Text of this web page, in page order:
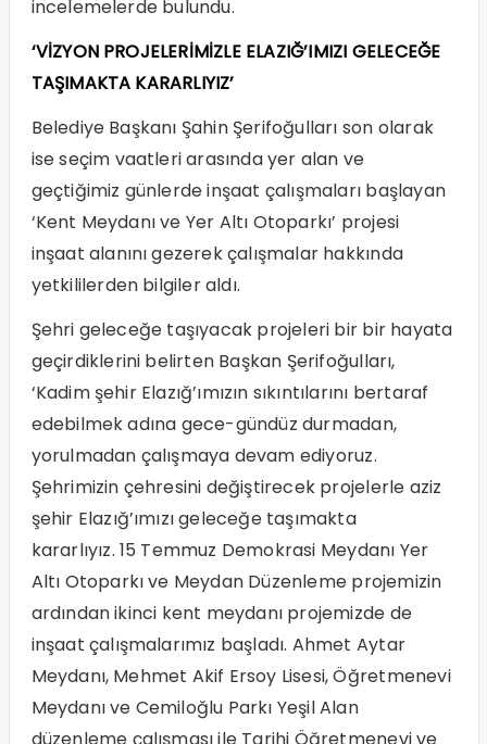
incelemelerde bulundu.
‘VİZYON PROJELERİMİZLE ELAZIĞ’IMIZI GELECEĞE
TAŞIMAKTA KARARLIYIZ’
Belediye Başkanı Şahin Şerifoğulları son olarak
ise seçim vaatleri arasında yer alan ve
geçtiğimiz günlerde inşaat çalışmaları başlayan
‘Kent Meydanı ve Yer Altı Otoparkı’ projesi
inşaat alanını gezerek çalışmalar hakkında
yetkililerden bilgiler aldı.
Şehri geleceğe taşıyacak projeleri bir bir hayata
geçirdiklerini belirten Başkan Şerifoğulları,
‘Kadim şehir Elazığ’ımızın sıkıntılarını bertaraf
edebilmek adına gece-gündüz durmadan,
yorulmadan çalışmaya devam ediyoruz.
Şehrimizin çehresini değiştirecek projelerle aziz
şehir Elazığ’ımızı geleceğe taşımakta
kararlıyız. 15 Temmuz Demokrasi Meydanı Yer
Altı Otoparkı ve Meydan Düzenleme projemizin
ardından ikinci kent meydanı projemizde de
inşaat çalışmalarımız başladı. Ahmet Aytar
Meydanı, Mehmet Akif Ersoy Lisesi, Öğretmenevi
Meydanı ve Cemiloğlu Parkı Yeşil Alan
düzenleme çalışması ile Tarihi Öğretmenevi ve